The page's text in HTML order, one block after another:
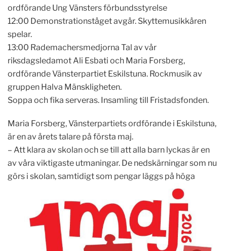
ordförande Ung Vänsters förbundsstyrelse
12:00 Demonstrationståget avgår. Skyttemusikkåren
spelar.
13:00 Rademachersmedjorna Tal av vår
riksdagsledamot Ali Esbati och Maria Forsberg,
ordförande Vänsterpartiet Eskilstuna. Rockmusik av
gruppen Halva Mänskligheten.
Soppa och fika serveras. Insamling till Fristadsfonden.
Maria Forsberg, Vänsterpartiets ordförande i Eskilstuna,
är en av årets talare på första maj.
– Att klara av skolan och se till att alla barn lyckas är en
av våra viktigaste utmaningar. De nedskärningar som nu
görs i skolan, samtidigt som pengar läggs på höga